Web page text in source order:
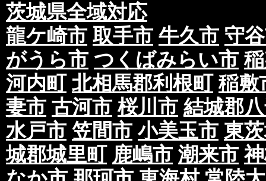
茨城県全域対応
龍ケ崎市 取手市 牛久市 守
がうら市 つくばみらい市
河内町 北相馬郡利根町 稲敷
妻市 古河市 桜川市 結城郡
水戸市 笠間市 小美玉市 東
城郡城里町 鹿嶋市 潮来市